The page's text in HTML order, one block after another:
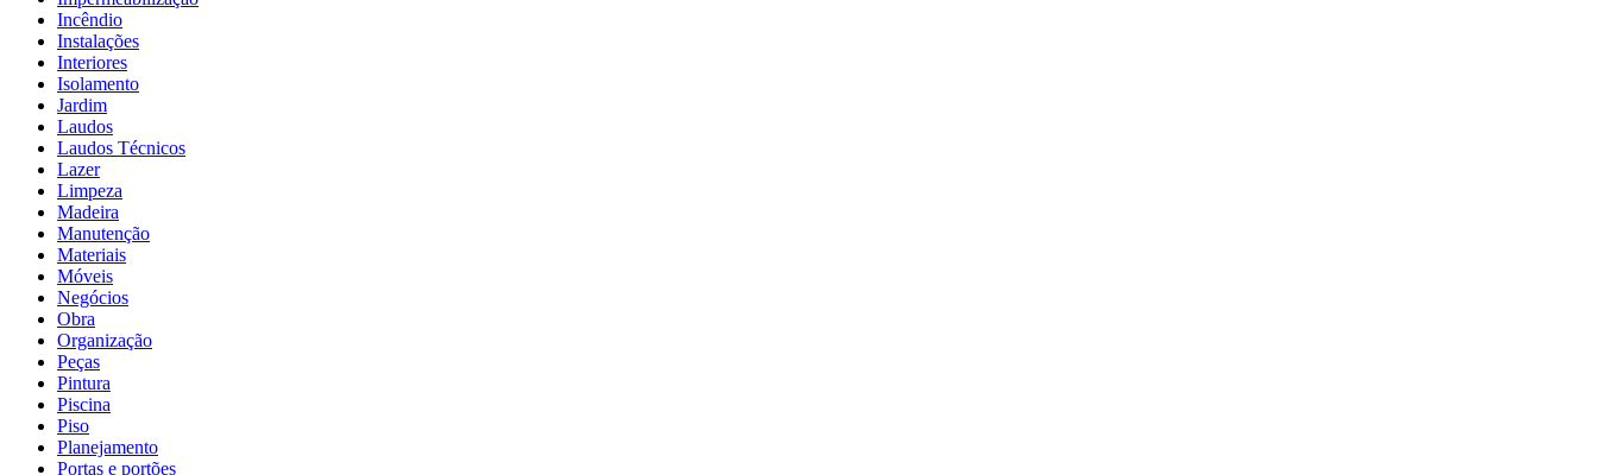
Incêndio
Instalações
Interiores
Isolamento
Jardim
Laudos
Laudos Técnicos
Lazer
Limpeza
Madeira
Manutenção
Materiais
Móveis
Negócios
Obra
Organização
Peças
Pintura
Piscina
Piso
Planejamento
Portas e portões